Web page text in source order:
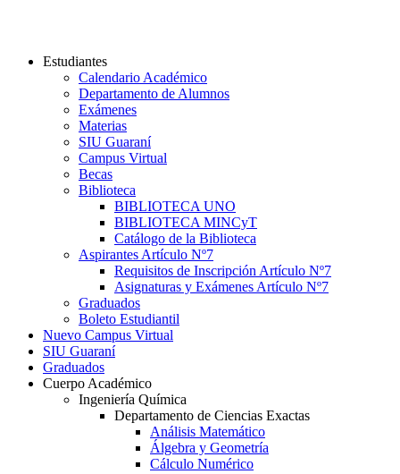
Estudiantes
Calendario Académico
Departamento de Alumnos
Exámenes
Materias
SIU Guaraní
Campus Virtual
Becas
Biblioteca
BIBLIOTECA UNO
BIBLIOTECA MINCyT
Catálogo de la Biblioteca
Aspirantes Artículo Nº7
Requisitos de Inscripción Artículo Nº7
Asignaturas y Exámenes Artículo Nº7
Graduados
Boleto Estudiantil
Nuevo Campus Virtual
SIU Guaraní
Graduados
Cuerpo Académico
Ingeniería Química
Departamento de Ciencias Exactas
Análisis Matemático
Álgebra y Geometría
Cálculo Numérico